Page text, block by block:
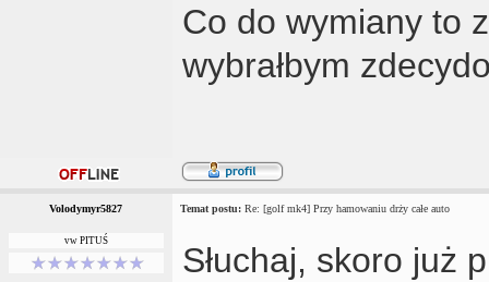
Co do wymiany to
wybrałbym
Volodymyr5827 Temat postu: Re: [golf mk4] Przy hamowaniu drży całe auto
vw PITUŚ
Słuchaj, skoro już